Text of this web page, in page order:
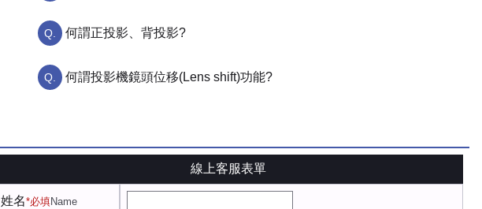
何謂正投影、背投影?
何謂投影機鏡頭位移(Lens shift)功能?
線上客服表單
姓名*必填Name